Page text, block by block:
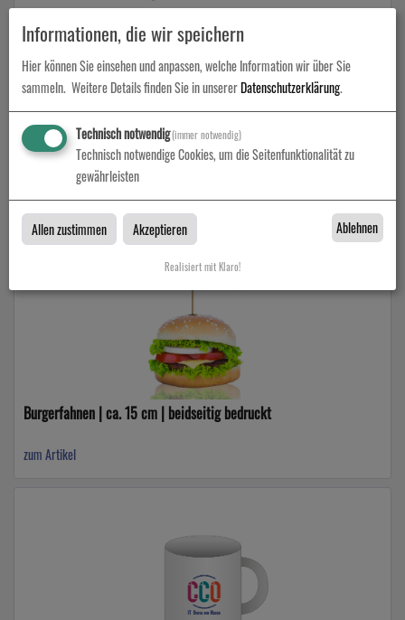
Zuckertüten
Zuckertüten von cc color conception Medien und Druck in Offenbach,
Landau, Herxheim und Bellheim
Produkte inWerbe- & Eventartikel
Burgerfahnen | ca. 15 cm | beidseitig bedruckt
zum Artikel
Informationen, die wir speichern
Hier können Sie einsehen und anpassen, welche Information wir über Sie
sammeln. Weitere Details finden Sie in unsererDatenschutzerklärung.
Technisch notwendig(immer notwendig)
Technisch notwendige Cookies, um die Seitenfunktionalität zu
gewährleisten
Allen zustimmen Akzeptieren Ablehnen
Realisiert mit Klaro!